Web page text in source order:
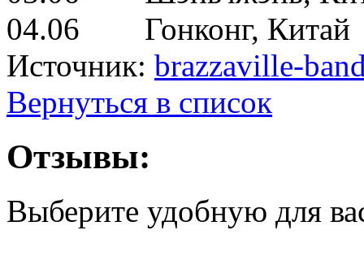
04.06 Гонконг, Китай
Источник: brazzaville-
Вернуться в список
Отзывы:
Выберите удобную для